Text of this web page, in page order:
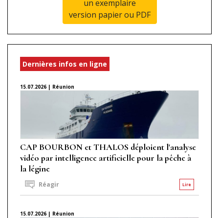
un exemplaire
version papier ou PDF
Dernières infos en ligne
15.07.2026 | Réunion
CAP BOURBON et THALOS déploient l'analyse
vidéo par intelligence artificielle pour la pêche à
la légine
Lire
Réagir
15.07.2026 | Réunion